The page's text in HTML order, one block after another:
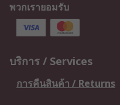
พวกเรายอมรับ
บริการ / Services
การคืนสินค้า / Returns